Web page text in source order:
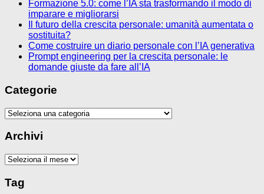
Formazione 5.0: come l’IA sta trasformando il modo di
imparare e migliorarsi
Il futuro della crescita personale: umanità aumentata o
sostituita?
Come costruire un diario personale con l’IA generativa
Prompt engineering per la crescita personale: le
domande giuste da fare all’IA
Categorie
Categorie
Archivi
Archivi
Tag